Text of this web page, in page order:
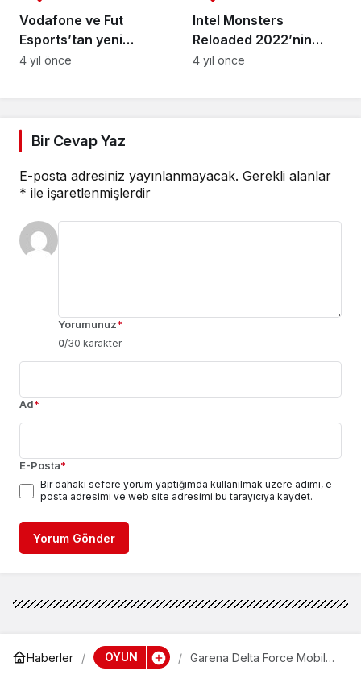
Vodafone ve Fut
Esports’tan yeni
ortaklık
4 yıl önce
Intel Monsters
Reloaded 2022’nin
kazananı Eternal Fire
4 yıl önce
Bir Cevap Yaz
E-posta adresiniz yayınlanmayacak. Gerekli alanlar
* ile işaretlenmişlerdir
Yorumunuz*
0/30 karakter
Ad*
E-Posta*
Bir dahaki sefere yorum yaptığımda kullanılmak üzere adımı, e-
posta adresimi ve web site adresimi bu tarayıcıya kaydet.
Yorum Gönder
Haberler OYUN
Garena Delta Force Mobil